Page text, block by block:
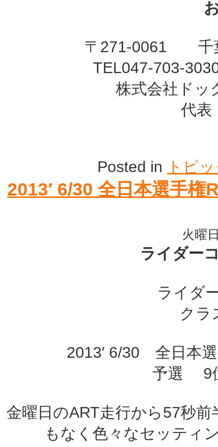
〒271-0061 千
TEL047-703-
株式会社ドッ
代
Posted in トピ
2013′ 6/30 全日本選手
火曜
ライダー
ライダ
クラ
2013′ 6/30 全日本
予選
金曜日のART走行から57秒
もなく色々なセッティ